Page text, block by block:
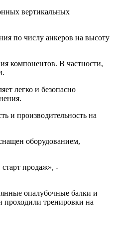
вертикальных
по числу анкеров на высоту
компонентов. В частности,
легко и безопасно
и производительность на
оборудованием,
продаж», -
опалубочные балки и
проходили тренировки на